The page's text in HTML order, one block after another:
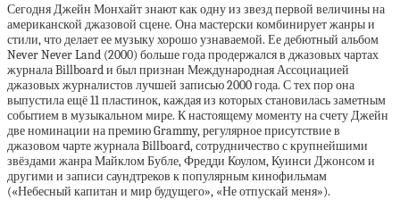
Сегодня Джейн Монхайт знают как одну из звезд первой величины на
американской джазовой сцене. Она мастерски комбинирует жанры и
стили, что делает ее музыку хорошо узнаваемой. Ее дебютный альбом
Never Never Land (2000) больше года продержался в джазовых чартах
журнала Billboard и был признан Международная Ассоциацией
джазовых журналистов лучшей записью 2000 года. С тех пор она
выпустила ещё 11 пластинок, каждая из которых становилась заметным
событием в музыкальном мире. К настоящему моменту на счету Джейн
две номинации на премию Grammy, регулярное присутствие в
джазовом чарте журнала Billboard, сотрудничество с крупнейшими
звёздами жанра Майклом Бубле, Фредди Коулом, Куинси Джонсом и
другими и записи саундтреков к популярным кинофильмам
(«Небесный капитан и мир будущего», «Не отпускай меня»).